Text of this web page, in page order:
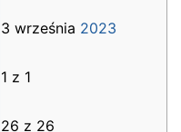
3 września 2023
1 z 1
26 z 26